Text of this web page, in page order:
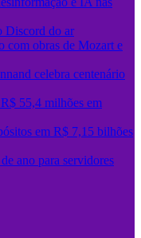
Discord do ar
com obras de Mozart e
celebra centenário
55,4 milhões em
em R$ 7,15 bilhões
ano para servidores